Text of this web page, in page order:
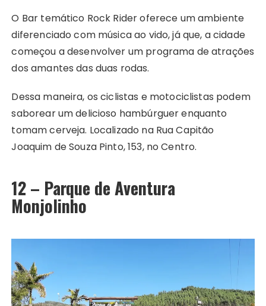
O Bar temático Rock Rider oferece um ambiente
diferenciado com música ao vido, já que, a cidade
começou a desenvolver um programa de atrações
dos amantes das duas rodas.
Dessa maneira, os ciclistas e motociclistas podem
saborear um delicioso hambúrguer enquanto
tomam cerveja. Localizado na Rua Capitão
Joaquim de Souza Pinto, 153, no Centro.
12 – Parque de Aventura
Monjolinho